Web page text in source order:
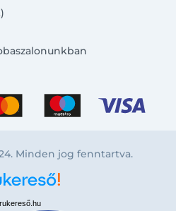
Minden jog fenntartva.